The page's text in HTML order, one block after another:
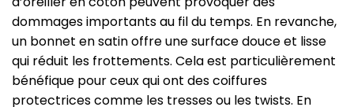
dommages importants au fil du temps. En revanche,
un bonnet en satin offre une surface douce et lisse
qui réduit les frottements. Cela est particulièrement
bénéfique pour ceux qui ont des coiffures
protectrices comme les tresses ou les twists. En